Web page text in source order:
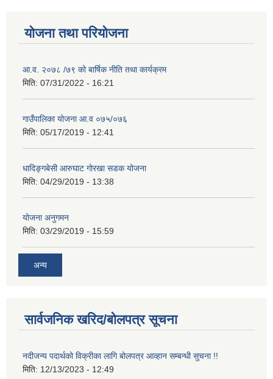
योजना तथा परियोजना
आ.व. २०७८ /७९ को बार्षिक नीति तथा कार्यक्रम
मिति: 07/31/2022 - 16:21
गाउँपालिका योजना आ.व ०७५/०७६
मिति: 05/17/2019 - 12:41
धादिङ्गबेसी आरुघाट गोरखा सडक योजना
मिति: 04/29/2019 - 13:38
योजना अनुगमन
मिति: 03/29/2019 - 15:59
अन्य
सार्वजनिक खरिद/बोलपत्र सूचना
नदीजन्य पदार्थको विक्रीका लागि बोलपत्र आव्हान सम्बन्धी सुचना !!
मिति: 12/13/2023 - 12:49